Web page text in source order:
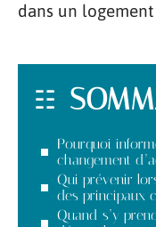
dans un
Pourquoi
changement
Qui prévenir
des principaux
Quand s’y